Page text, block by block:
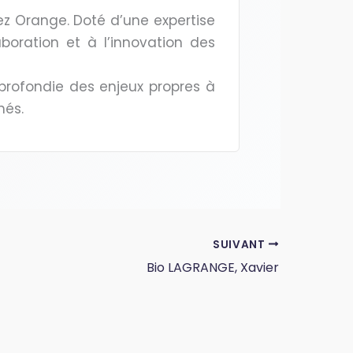
Doté d’une expertise
et à l’innovation des
des enjeux propres à
SUIVANT
Bio LAGRANGE, Xavier